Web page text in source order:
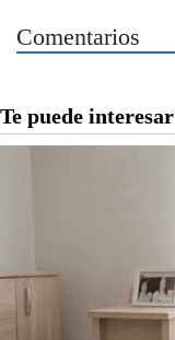
Comentarios